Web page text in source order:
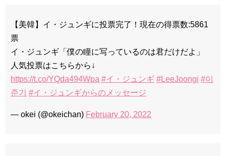
【美韓】イ・ジュンギに投票完了！現在の得票数:5861
票
イ・ジュンギ「僕の瞳に写っているのは君だけだよ」
人気投票はこちらから↓
https://t.co/YQda494Wpa #イ・ジュンギ #LeeJoongi #이
준기
#イ・ジュンギからのメッセージ
— okei (@okeichan) February 20, 2022